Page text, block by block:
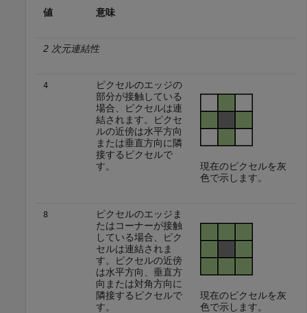
値 意味
2 次元連結性
4
ピクセルのエッジの
部分が接触している
場合、ピクセルは連
結されます。ピクセ
ルの近傍は水平方向
または垂直方向に隣
接するピクセルで
す。
現在のピクセルを灰
色で示します。
8
ピクセルのエッジま
たはコーナーが接触
している場合、ピク
セルは連結されま
す。ピクセルの近傍
は水平方向、垂直方
向または対角方向に
隣接するピクセルで
す。
現在のピクセルを灰
色で示します。